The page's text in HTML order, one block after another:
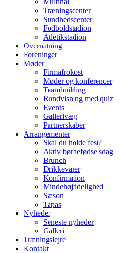
Multihal
Træningscenter
Sundhedscenter
Fodboldstadion
Atletikstadion
Overnatning
Foreninger
Møder
Firmafrokost
Møder og konferencer
Teambuilding
Rundvisning med quiz
Events
Gallerivæg
Partnerskaber
Arrangementer
Skal du holde fest?
Aktiv børnefødselsdag
Brunch
Drikkevarer
Konfirmation
Mindehøjtidelighed
Sæson
Tapas
Nyheder
Seneste nyheder
Galleri
Træningslejre
Kontakt